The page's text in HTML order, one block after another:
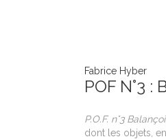
Fabrice Hyber
POF N°3 :
P.O.F. n°3
dont les objets,